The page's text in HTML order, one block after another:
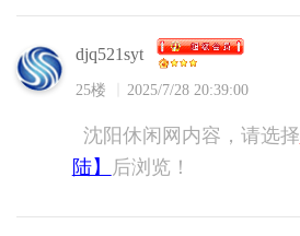
djq521syt
25楼 2025/7/28 20:39:00
沈阳休闲网内容，请选择
陆】
后浏览！